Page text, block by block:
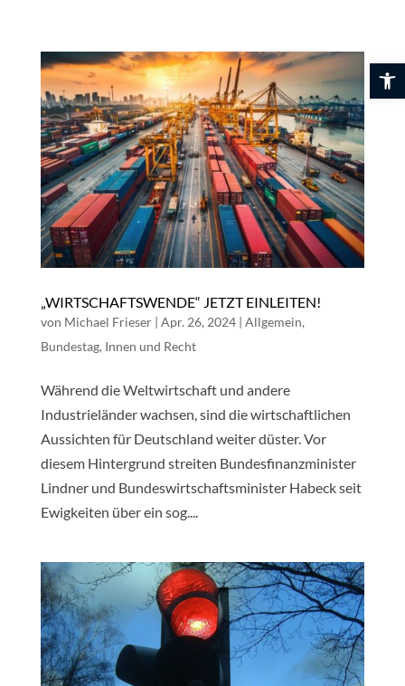
„WIRTSCHAFTSWENDE“ JETZT EINLEITEN!
von Michael Frieser| Apr. 26, 2024| Allgemein,
Bundestag, Innen und Recht
Während die Weltwirtschaft und andere
Industrieländer wachsen, sind die wirtschaftlichen
Aussichten für Deutschland weiter düster. Vor
diesem Hintergrund streiten Bundesfinanzminister
Lindner und Bundeswirtschaftsminister Habeck seit
Ewigkeiten über ein sog....